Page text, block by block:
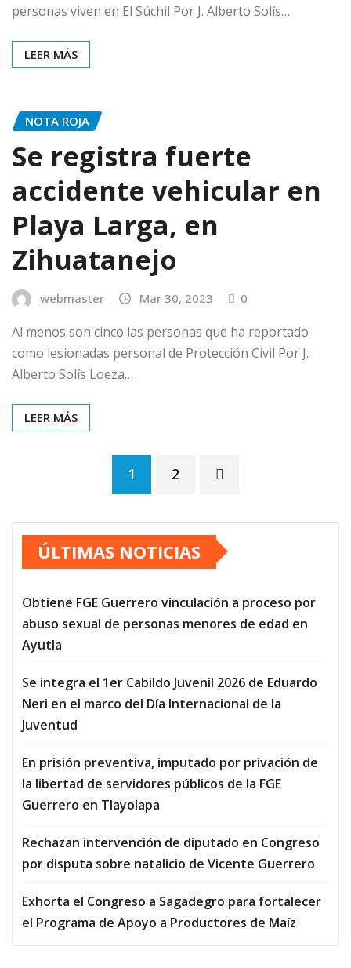
personas viven en El Súchil Por J. Alberto Solís…
LEER MÁS
NOTA ROJA
Se registra fuerte
accidente vehicular en
Playa Larga, en
Zihuatanejo
webmaster Mar 30, 2023 0
Al menos son cinco las personas que ha reportado
como lesionadas personal de Protección Civil Por J.
Alberto Solís Loeza…
LEER MÁS
Paginación
de
entradas
1 2
ÚLTIMAS NOTICIAS
Obtiene FGE Guerrero vinculación a proceso por
abuso sexual de personas menores de edad en
Ayutla
Se integra el 1er Cabildo Juvenil 2026 de Eduardo
Neri en el marco del Día Internacional de la
Juventud
En prisión preventiva, imputado por privación de
la libertad de servidores públicos de la FGE
Guerrero en Tlayolapa
Rechazan intervención de diputado en Congreso
por disputa sobre natalicio de Vicente Guerrero
Exhorta el Congreso a Sagadegro para fortalecer
el Programa de Apoyo a Productores de Maíz